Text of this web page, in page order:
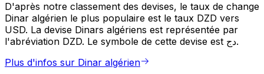
D'après notre classement des devises, le taux de change
Dinar algérien le plus populaire est le taux DZD vers
USD. La devise Dinars algériens est représentée par
l'abréviation DZD. Le symbole de cette devise est دج.
Plus d'infos sur Dinar algérien